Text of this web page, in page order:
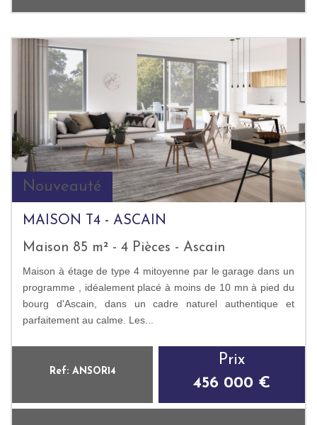
Nouveauté
MAISON T4 - ASCAIN
Maison 85 m² - 4 Pièces - Ascain
Maison à étage de type 4 mitoyenne par le garage dans un
programme , idéalement placé à moins de 10 mn à pied du
bourg d'Ascain, dans un cadre naturel authentique et
parfaitement au calme. Les...
Ref: ANSOR14
Prix
456 000 €